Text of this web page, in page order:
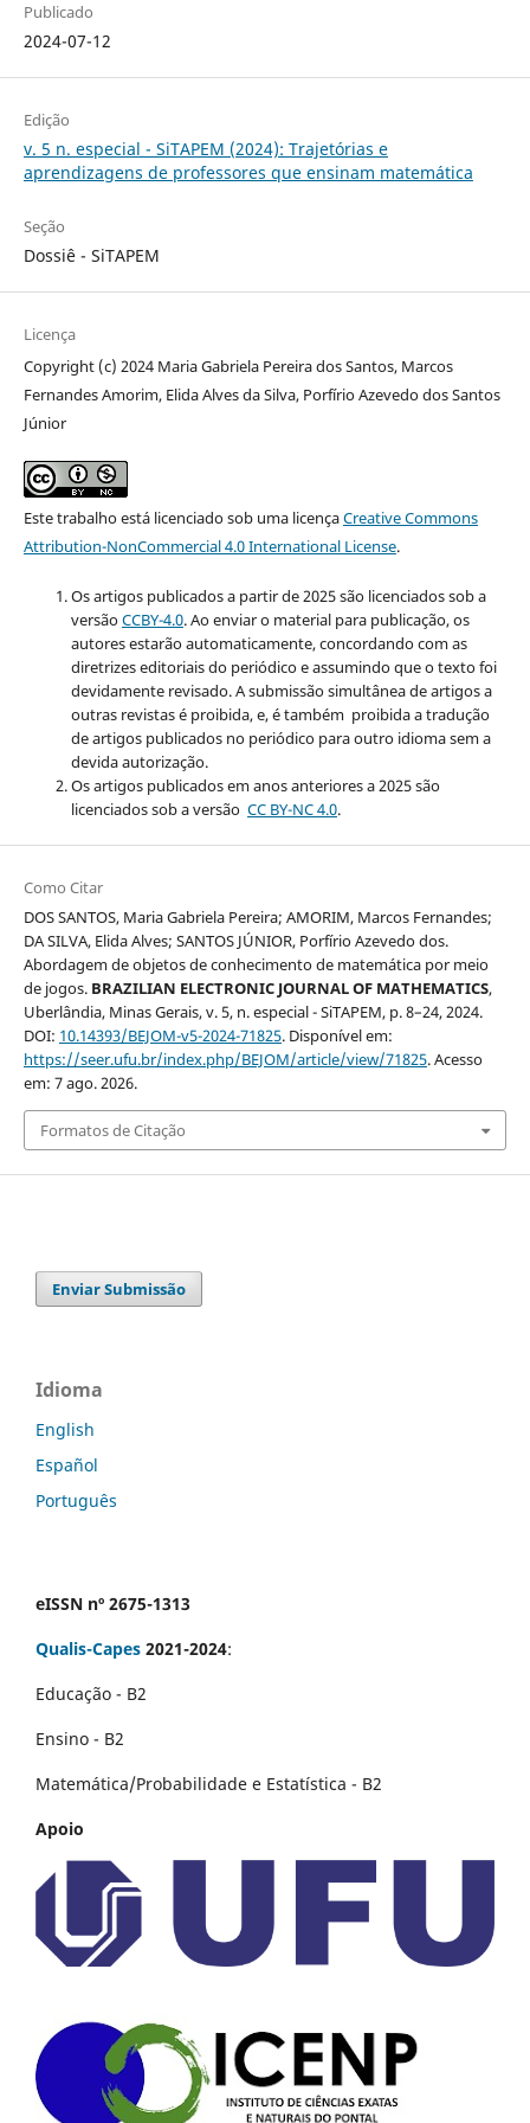
Publicado
2024-07-12
Edição
v. 5 n. especial - SiTAPEM (2024): Trajetórias e
aprendizagens de professores que ensinam matemática
Seção
Dossiê - SiTAPEM
Licença
Copyright (c) 2024 Maria Gabriela Pereira dos Santos, Marcos
Fernandes Amorim, Elida Alves da Silva, Porfírio Azevedo dos Santos
Júnior
Este trabalho está licenciado sob uma licençaCreative Commons
Attribution-NonCommercial 4.0 International License.
Os artigos publicados a partir de 2025 são licenciados sob a
versãoCCBY-4.0. Ao enviar o material para publicação, os
autores estarão automaticamente, concordando com as
diretrizes editoriais do periódico e assumindo que o texto foi
devidamente revisado. A submissão simultânea de artigos a
outras revistas é proibida, e, é também proibida a tradução
de artigos publicados no periódico para outro idioma sem a
devida autorização.
Os artigos publicados em anos anteriores a 2025 são
licenciados sob a versão CC BY-NC 4.0.
Como Citar
DOS SANTOS, Maria Gabriela Pereira; AMORIM, Marcos Fernandes;
DA SILVA, Elida Alves; SANTOS JÚNIOR, Porfírio Azevedo dos.
Abordagem de objetos de conhecimento de matemática por meio
de jogos. BRAZILIAN ELECTRONIC JOURNAL OF MATHEMATICS,
Uberlândia, Minas Gerais, v. 5, n. especial - SiTAPEM, p. 8–24, 2024.
DOI: 10.14393/BEJOM-v5-2024-71825. Disponível em:
https://seer.ufu.br/index.php/BEJOM/article/view/71825. Acesso
em: 7 ago. 2026.
Formatos de Citação
Enviar Submissão
Idioma
English
Español
Português
eISSN nº 2675-1313
Qualis-Capes 2021-2024:
Educação - B2
Ensino - B2
Matemática/Probabilidade e Estatística - B2
Apoio